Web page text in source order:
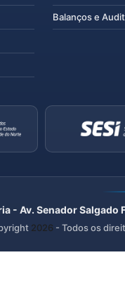
Balanços e
- Av. Senador
2026 - Todos os